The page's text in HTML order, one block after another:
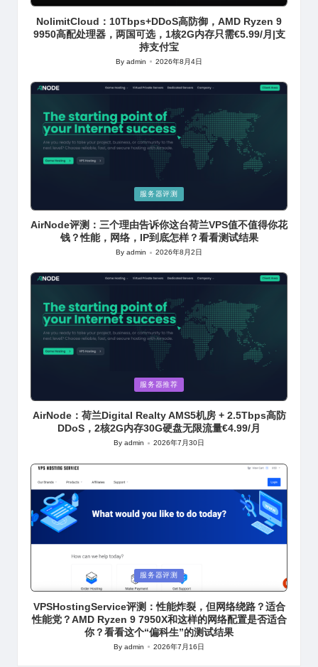
in
NolimitCloud：10Tbps+DDoS高防御，AMD Ryzen 9
9950高配处理器，两国可选，1核2G内存只需€5.99/月|支
持支付宝
Posted
Byadmin 2026年8月4日
in
服务器评测
AirNode评测：三个理由告诉你这台荷兰VPS值不值得你花
钱？性能，网络，IP到底怎样？看看测试结果
Posted
Byadmin 2026年8月2日
in
服务器推荐
AirNode：荷兰Digital Realty AMS5机房 + 2.5Tbps高防
DDoS，2核2G内存30G硬盘无限流量€4.99/月
Posted
Byadmin 2026年7月30日
in
服务器评测
VPSHostingService评测：性能炸裂，但网络绕路？适合
性能党？AMD Ryzen 9 7950X和这样的网络配置是否适合
你？看看这个“偏科生”的测试结果
Posted
Byadmin 2026年7月16日